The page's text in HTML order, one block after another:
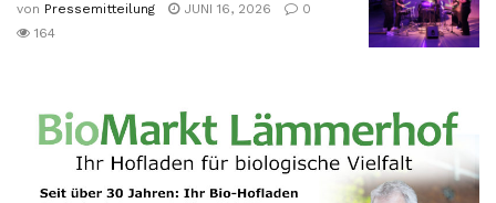
von Pressemitteilung JUNI 16, 2026
0
164